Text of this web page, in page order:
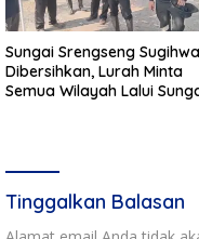
Sungai Srengseng
Dibersihkan, Lurah Minta
Semua Wilayah Lalui
Tinggalkan Balasan